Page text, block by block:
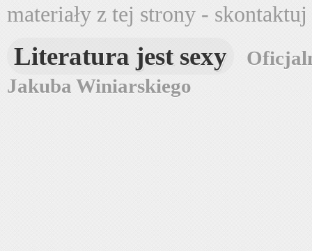
materiały z tej strony -
Literatura jest sexy
Jakuba Winiarskiego